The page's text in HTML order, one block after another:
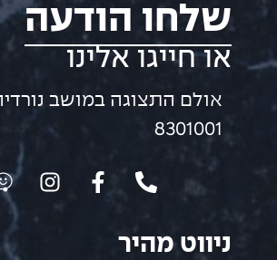
ניווט מהיר
שלחו הודעה
או חייגו אלינו
8301001